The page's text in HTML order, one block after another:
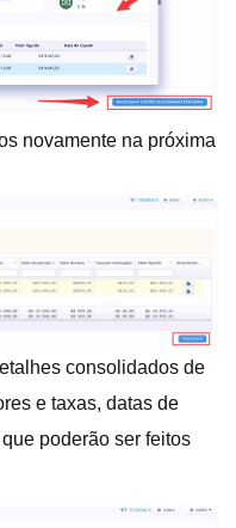
novamente na próxima
consolidados de
e taxas, datas de
poderão ser feitos